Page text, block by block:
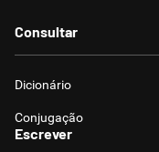
Consultar
Dicionário
Conjugação
Escrever